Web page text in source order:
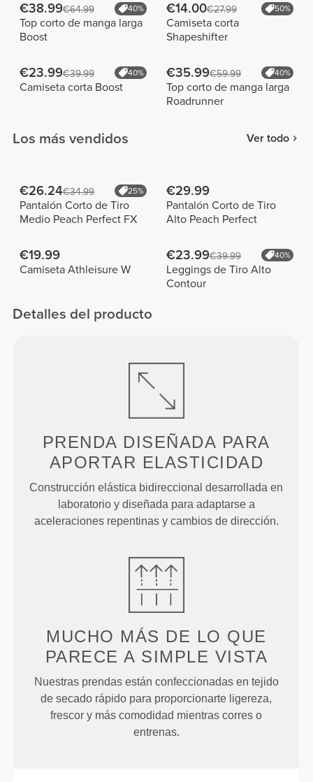
€38.99€64.99 40%
Top corto de manga larga
Boost
€14.00€27.99 50%
Camiseta corta
Shapeshifter
€23.99€39.99 40%
Camiseta corta Boost
€35.99€59.99 40%
Top corto de manga larga
Roadrunner
Los más vendidos Ver todo
€26.24€34.99 25%
Pantalón Corto de Tiro
Medio Peach Perfect FX
€29.99
Pantalón Corto de Tiro
Alto Peach Perfect
€19.99
Camiseta Athleisure W
€23.99€39.99 40%
Leggings de Tiro Alto
Contour
Detalles del producto
PRENDA DISEÑADA PARA
APORTAR ELASTICIDAD
Construcción elástica bidireccional desarrollada en
laboratorio y diseñada para adaptarse a
aceleraciones repentinas y cambios de dirección.
MUCHO MÁS DE LO QUE
PARECEA SIMPLE VISTA
Nuestras prendas están confeccionadas en tejido
de secado rápido para proporcionarte ligereza,
frescor y más comodidad mientras corres o
entrenas.